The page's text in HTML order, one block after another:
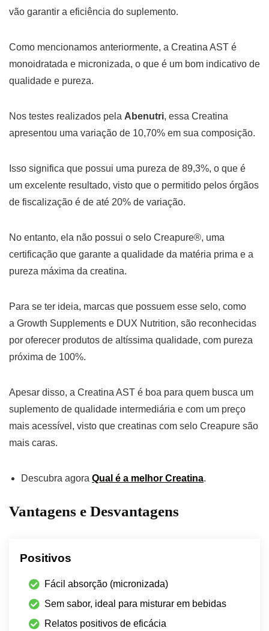
vão garantir a eficiência do suplemento.
Como mencionamos anteriormente, a Creatina AST é
monoidratada e micronizada, o que é um bom indicativo de
qualidade e pureza.
Nos testes realizados pela Abenutri, essa Creatina
apresentou uma variação de 10,70% em sua composição.
Isso significa que possui uma pureza de 89,3%, o que é
um excelente resultado, visto que o permitido pelos órgãos
de fiscalização é de até 20% de variação.
No entanto, ela não possui o selo Creapure®, uma
certificação que garante a qualidade da matéria prima e a
pureza máxima da creatina.
Para se ter ideia, marcas que possuem esse selo, como
a Growth Supplements e DUX Nutrition, são reconhecidas
por oferecer produtos de altíssima qualidade, com pureza
próxima de 100%.
Apesar disso, a Creatina AST é boa para quem busca um
suplemento de qualidade intermediária e com um preço
mais acessível, visto que creatinas com selo Creapure são
mais caras.
Descubra agora Qual é a melhor Creatina.
Vantagens e Desvantagens
Positivos
Fácil absorção (micronizada)
Sem sabor, ideal para misturar em bebidas
Relatos positivos de eficácia